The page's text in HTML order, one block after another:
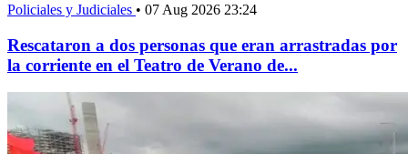
Policiales y Judiciales • 07 Aug 2026 23:24
Rescataron a dos personas que eran arrastradas por
la corriente en el Teatro de Verano de...